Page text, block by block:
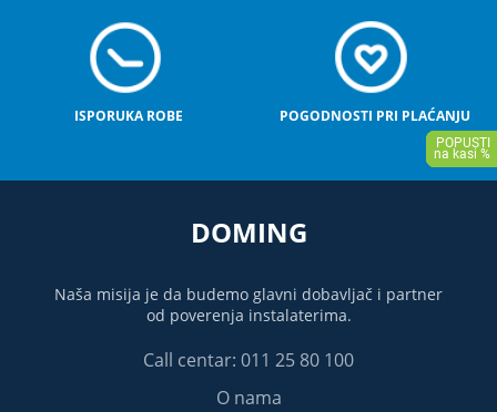
ISPORUKA ROBE POGODNOSTI PRI PLAĆANJU
DOMING
Naša misija je da budemo glavni dobavljač i partner
od poverenja instalaterima.
Call centar: 011 25 80 100
O nama